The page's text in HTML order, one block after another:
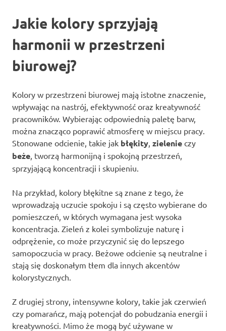
Jakie kolory sprzyjają
harmonii w przestrzeni
biurowej?
Kolory w przestrzeni biurowej mają istotne znaczenie,
wpływając na nastrój, efektywność oraz kreatywność
pracowników. Wybierając odpowiednią paletę barw,
można znacząco poprawić atmosferę w miejscu pracy.
Stonowane odcienie, takie jak błękity zielenie czy
beże , tworzą harmonijną i spokojną przestrzeń,
sprzyjającą koncentracji i skupieniu.
Na przykład, kolory błękitne są znane z tego, że
wprowadzają uczucie spokoju i są często wybierane do
pomieszczeń, w których wymagana jest wysoka
koncentracja. Zieleń z kolei symbolizuje naturę i
odprężenie, co może przyczynić się do lepszego
samopoczucia w pracy. Beżowe odcienie są neutralne i
stają się doskonałym tłem dla innych akcentów
kolorystycznych.
Z drugiej strony, intensywne kolory, takie jak czerwień
czy pomarańcz, mają potencjał do pobudzania energii i
kreatywności. Mimo że mogą być używane w